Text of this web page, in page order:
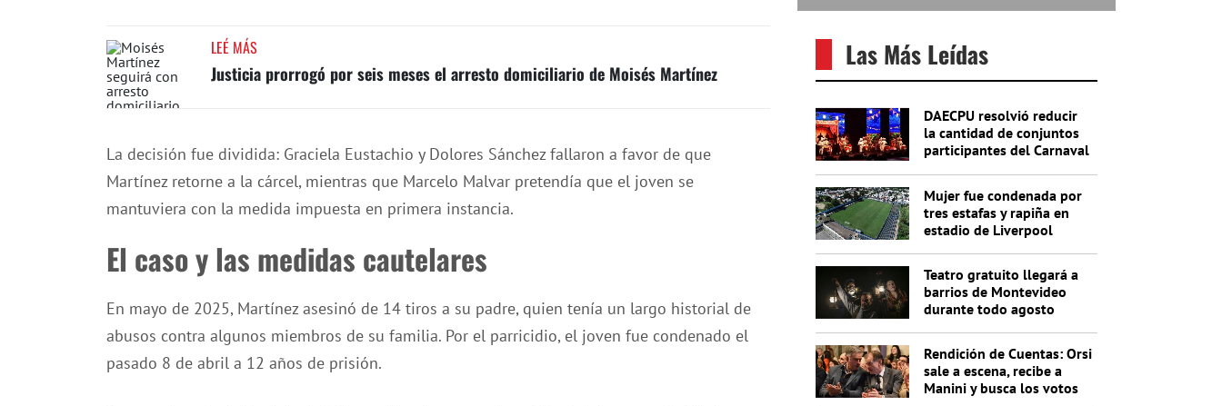
LEÉ MÁS
Justicia prorrogó por seis meses el arresto domiciliario de Moisés Martínez
La decisión fue dividida: Graciela Eustachio y Dolores Sánchez fallaron a favor de que
Martínez retorne a la cárcel, mientras que Marcelo Malvar pretendía que el joven se
mantuviera con la medida impuesta en primera instancia.
El caso y las medidas cautelares
En mayo de 2025, Martínez asesinó de 14 tiros a su padre, quien tenía un largo historial de
abusos contra algunos miembros de su familia. Por el parricidio, el joven fue condenado el
pasado 8 de abril a 12 años de prisión.
Las Más Leídas
DAECPU resolvió reducir
la cantidad de conjuntos
participantes del Carnaval
Mujer fue condenada por
tres estafas y rapiña en
estadio de Liverpool
Teatro gratuito llegará a
barrios de Montevideo
durante todo agosto
Rendición de Cuentas: Orsi
sale a escena, recibe a
Manini y busca los votos